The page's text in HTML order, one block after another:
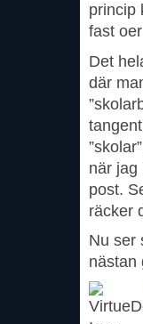
princip
fast
Det
där
när jag
post.
räcker
Nu ser
nästan